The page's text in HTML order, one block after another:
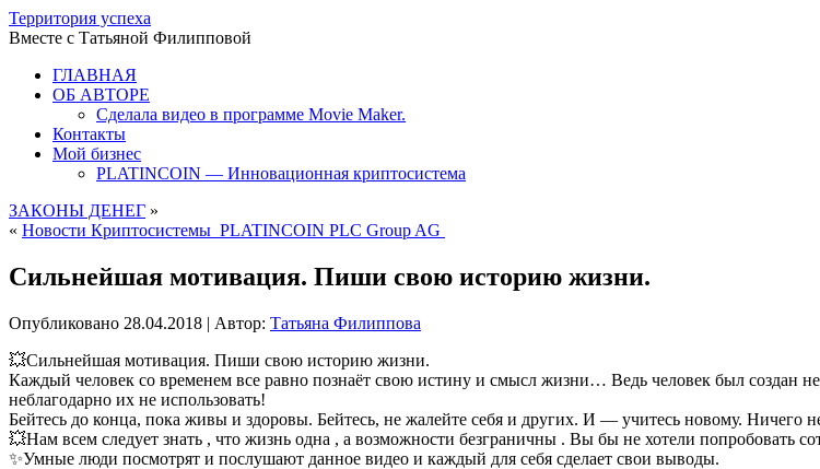
Территория успеха
Вместе с Татьяной Филипповой
ГЛАВНАЯ
ОБ АВТОРЕ
Сделала видео в программе Movie Maker.
Контакты
Мой бизнес
PLATINCOIN — Инновационная криптосистема
ЗАКОНЫ ДЕНЕГ »
« Новости Криптосистемы PLATINCOIN PLC Group AG
Сильнейшая мотивация. Пиши свою историю жизни.
Опубликовано 28.04.2018 | Автор: Татьяна Филиппова
💥Сильнейшая мотивация. Пиши свою историю жизни.
Каждый человек со временем все равно познаёт свою истину и смысл жизни… Ведь человек был создан
неблагодарно их не использовать!
Бейтесь до конца, пока живы и здоровы. Бейтесь, не жалейте себя и других. И — учитесь новому. Ничего
💥Нам всем следует знать , что жизнь одна , а возможности безграничны . Вы бы не хотели попробовать
✨Умные люди посмотрят и послушают данное видео и каждый для себя сделает свои выводы.